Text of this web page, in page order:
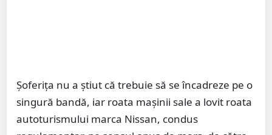
Șoferița nu a știut că trebuie să se încadreze pe o
singură bandă, iar roata mașinii sale a lovit roata
autoturismului marca Nissan, condus